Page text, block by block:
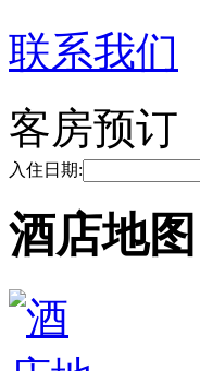
联系我们
客房预订
入住日期:
酒店地图